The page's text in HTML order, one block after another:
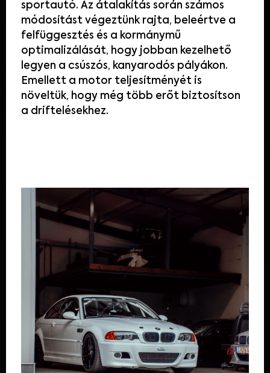
sportautó. Az átalakítás során számos
módosítást végeztünk rajta, beleértve a
felfüggesztés és a kormánymű
optimalizálását, hogy jobban kezelhető
legyen a csúszós, kanyarodós pályákon.
Emellett a motor teljesítményét is
növeltük, hogy még több erőt biztosítson
a driftelésekhez.